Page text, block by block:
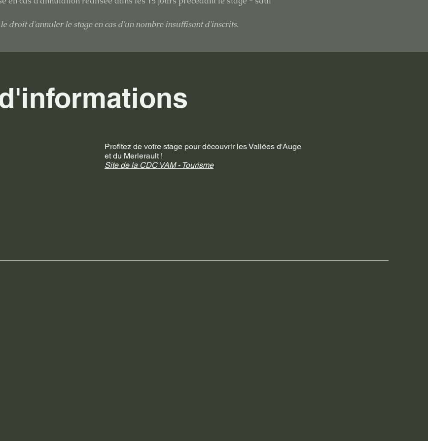
droit d'annuler le stage en cas d'un nombre insuffisant d'inscrits.
Profitez de votre stage pour découvrir les Vallées d'Auge
et du Merlerault !
Site de la CDC VAM - Tourisme